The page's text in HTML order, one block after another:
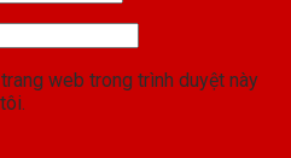
web trong trình duyệt này